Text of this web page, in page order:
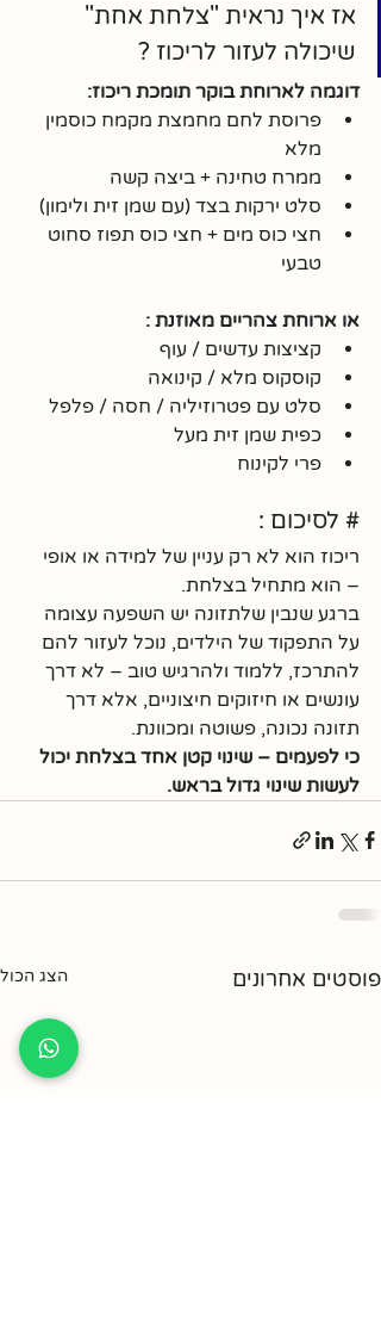
אז איך נראית "צלחת אחת"
שיכולה לעזור לריכוז ?
דוגמה לארוחת בוקר תומכת ריכוז:
פרוסת לחם מחמצת מקמח כוסמין
מלא
ממרח טחינה + ביצה קשה
סלט ירקות בצד (עם שמן זית ולימון)
חצי כוס מים + חצי כוס תפוז סחוט
טבעי
או ארוחת צהריים מאוזנת :
קציצות עדשים / עוף
קוסקוס מלא / קינואה
סלט עם פטרוזיליה / חסה / פלפל
כפית שמן זית מעל
פרי לקינוח
# לסיכום :
ריכוז הוא לא רק עניין של למידה או אופי
– הוא מתחיל בצלחת.
ברגע שנבין שלתזונה יש השפעה עצומה
על התפקוד של הילדים, נוכל לעזור להם
להתרכז, ללמוד ולהרגיש טוב – לא דרך
עונשים או חיזוקים חיצוניים, אלא דרך
תזונה נכונה, פשוטה ומכוונת.
כי לפעמים – שינוי קטן אחד בצלחת יכול
לעשות שינוי גדול בראש.
פוסטים אחרונים הצג הכול